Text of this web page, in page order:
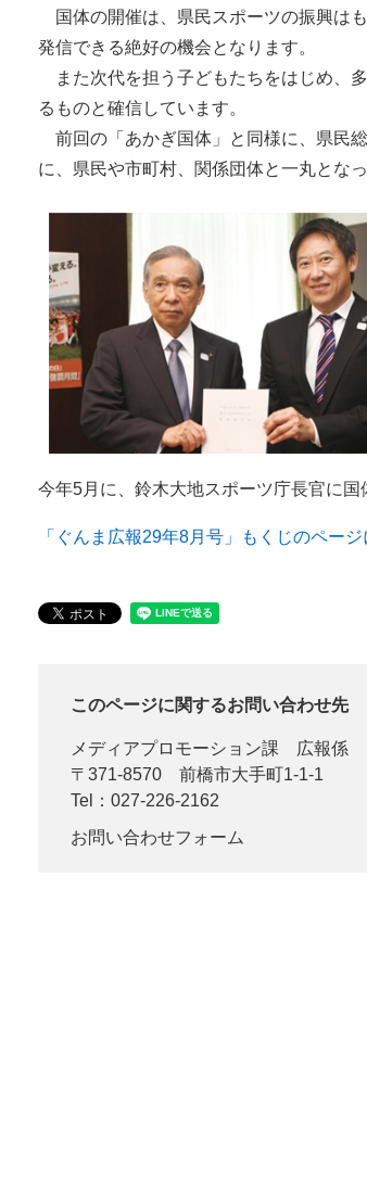
国体の開催は、県民スポーツの振興は
発信できる絶好の機会となります。
また次代を担う子どもたちをはじめ、
るものと確信しています。
前回の「あかぎ国体」と同様に、県民
に、県民や市町村、関係団体と一丸とな
今年5月に、鈴木大地スポーツ庁長官に国
「ぐんま広報29年8月号」もくじのページ
このページに関するお問い合わせ先
メディアプロモーション課
広報係
〒371-8570
前橋市大手町1-1-1
Tel：027-226-2162
お問い合わせフォーム